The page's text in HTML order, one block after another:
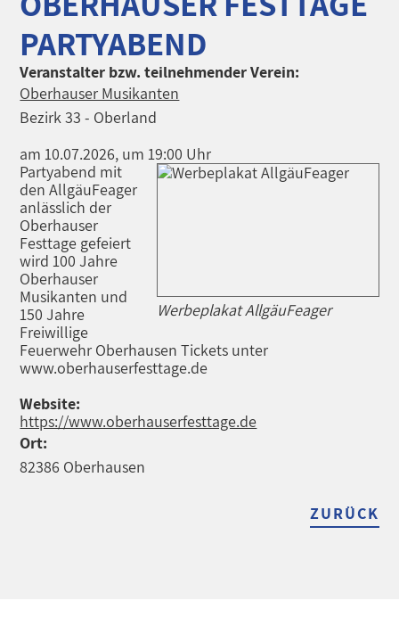
PARTYABEND
Veranstalter bzw. teilnehmender Verein:
Oberhauser Musikanten
Bezirk 33 - Oberland
am 10.07.2026, um 19:00 Uhr
Werbeplakat AllgäuFeager
Partyabend mit
den AllgäuFeager
anlässlich der
Oberhauser
Festtage gefeiert
wird 100 Jahre
Oberhauser
Musikanten und
150 Jahre
Freiwillige
Feuerwehr Oberhausen Tickets unter
www.oberhauserfesttage.de
Website:
https://www.oberhauserfesttage.de
Ort:
82386 Oberhausen
ZURÜCK